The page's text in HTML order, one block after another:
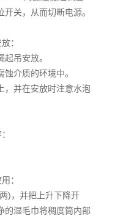
关，从而切断电源。
：
吊安放。
介质的环境中。
，并在安放时注意水泡
：
)，并把上升下降开
的湿毛巾将稠度筒内部